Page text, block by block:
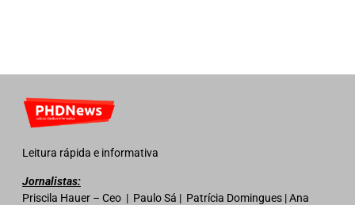
Leitura rápida e informativa
Jornalistas:
Priscila Hauer – Ceo | Paulo Sá | Patrícia Domingues | Ana